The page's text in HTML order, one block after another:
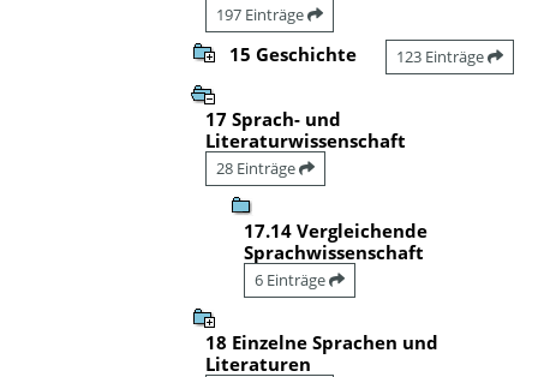
197 Einträge
15 Geschichte 123 Einträge
17 Sprach- und
Literaturwissenschaft
28 Einträge
17.14 Vergleichende
Sprachwissenschaft
6 Einträge
18 Einzelne Sprachen und
Literaturen